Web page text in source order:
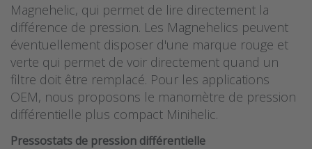
Magnehelic, qui permet de lire directement la
différence de pression. Les Magnehelics peuvent
éventuellement disposer d'une marque rouge et
verte qui permet de voir directement quand un
filtre doit être remplacé. Pour les applications
OEM, nous proposons le manomètre de pression
différentielle plus compact Minihelic.
Pressostats de pression différentielle